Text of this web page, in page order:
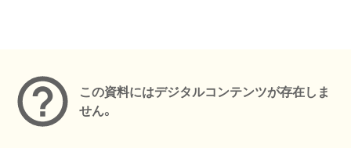
この資料にはデジタルコンテンツが存在しま
せん。